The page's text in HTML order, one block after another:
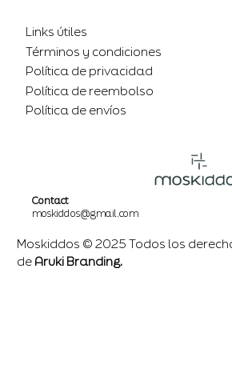
Links útiles
Términos y condiciones
Política de privacidad
Política de reembolso
Política de envíos
Contact
moskiddos@gmail.com
Moskiddos © 2025 Todos los
de Aruki Branding.